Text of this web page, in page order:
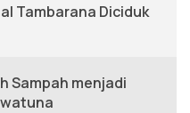
Tambarana Diciduk
Sampah menjadi